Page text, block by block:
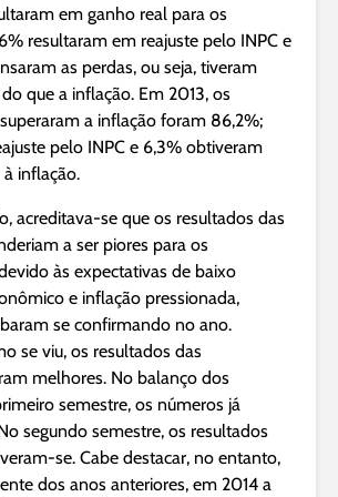
em ganho real para os
resultaram em reajuste pelo INPC e
as perdas, ou seja, tiveram
que a inflação. Em 2013, os
a inflação foram 86,2%;
pelo INPC e 6,3% obtiveram
inflação.
acreditava-se que os resultados das
a ser piores para os
às expectativas de baixo
e inflação pressionada,
se confirmando no ano.
se viu, os resultados das
melhores. No balanço dos
semestre, os números já
segundo semestre, os resultados
se. Cabe destacar, no entanto,
dos anos anteriores, em 2014 a